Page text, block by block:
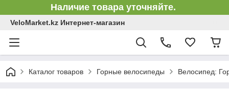
Наличие товара уточняйте.
VeloMarket.kz Интернет-магазин
Каталог товаров Горные велосипеды Велосипед: